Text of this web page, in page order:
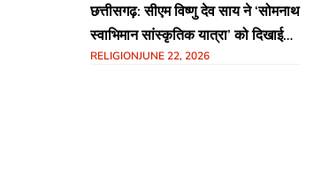
छत्तीसगढ़: सीएम विष्णु देव साय ने ‘सोमनाथ
स्वाभिमान सांस्कृतिक यात्रा’ को दिखाई
हरी झंडी, 1000 विशिष्टजन सोमनाथ धाम
RELIGIONJUNE 22, 2026